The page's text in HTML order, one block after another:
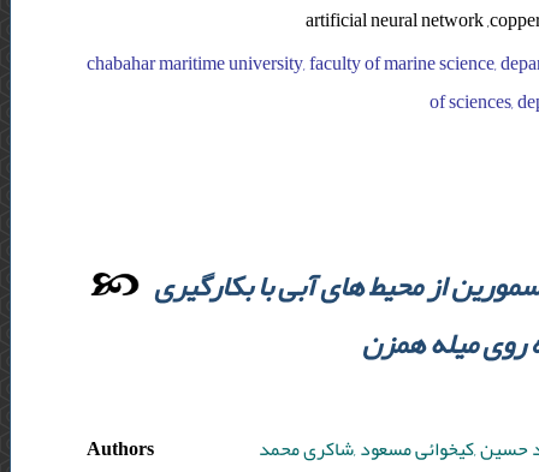
artificial neural network
chabahar maritime university, faculty of marine science,
of sciences,
از محیط های آبی با بکارگیری
میله همزن
Authors
,کیخوائی مسعود ,شاکری محمد